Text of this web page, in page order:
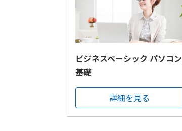
ビジネスベーシック パソコン
基礎
詳細を見る